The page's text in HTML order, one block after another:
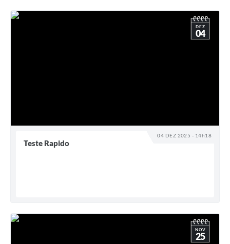
04 DEZ 2025 - 14h18
DEZ
04
Teste Rapido
NOV
25